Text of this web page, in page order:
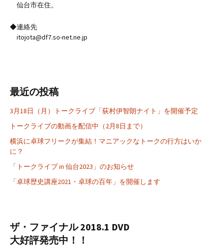
仙台市在住。
◆連絡先
itojota@df7.so-net.ne.jp
最近の投稿
3月18日（月）トークライブ「荻村伊智朗ナイト」を開催予定
トークライブの動画を配信中（2月8日まで）
横浜に卓球フリークが集結！マニアックなトークの行方はいか
に？
「トークライブ in 仙台2023」のお知らせ
「卓球歴史講座2021・卓球の百年」を開催します
ザ・ファイナル 2018.1 DVD
大好評発売中！！